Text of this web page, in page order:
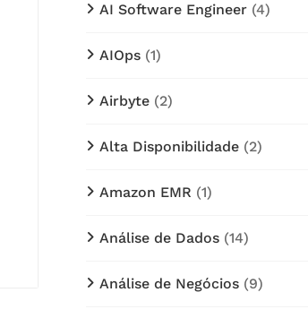
AI Software Engineer (4)
AIOps (1)
Airbyte (2)
Alta Disponibilidade (2)
Amazon EMR (1)
Análise de Dados (14)
Análise de Negócios (9)